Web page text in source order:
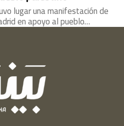
lugar una manifestación de
en apoyo al pueblo…